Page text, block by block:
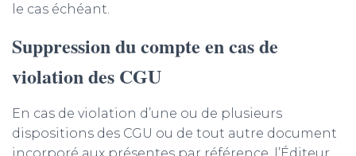
le cas échéant.
Suppression du compte en cas de
violation des CGU
En cas de violation d’une ou de plusieurs
dispositions des CGU ou de tout autre document